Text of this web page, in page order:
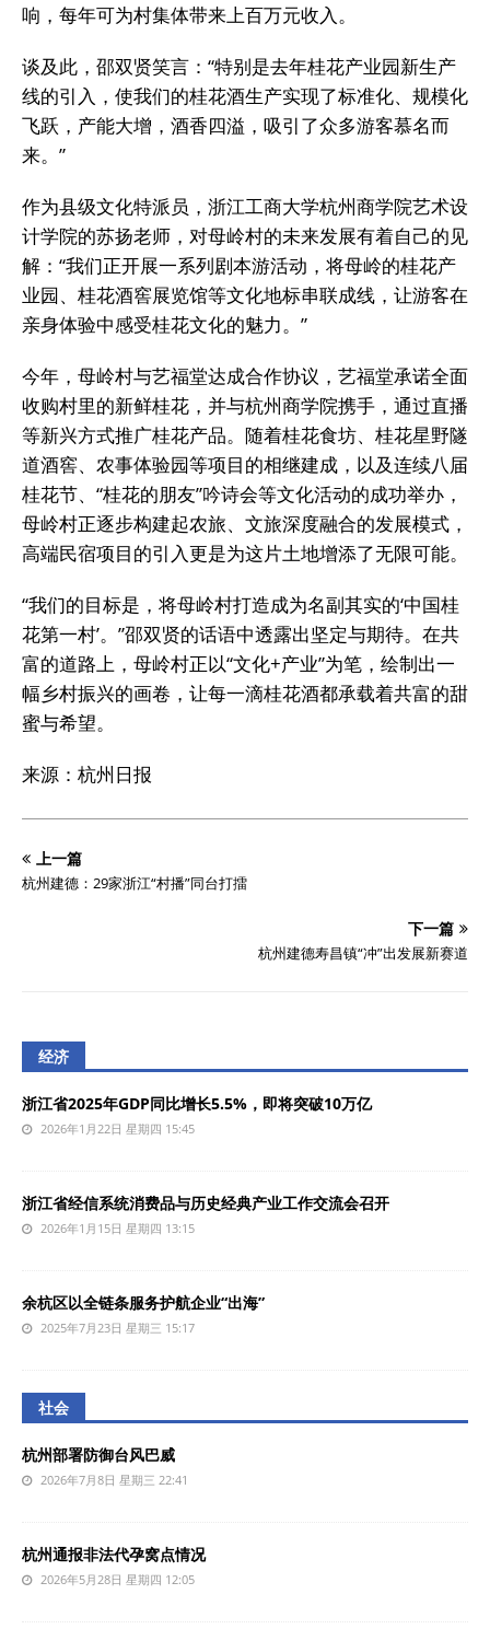
响，每年可为村集体带来上百万元收入。
谈及此，邵双贤笑言：“特别是去年桂花产业园新生产
线的引入，使我们的桂花酒生产实现了标准化、规模化
飞跃，产能大增，酒香四溢，吸引了众多游客慕名而
来。”
作为县级文化特派员，浙江工商大学杭州商学院艺术设
计学院的苏扬老师，对母岭村的未来发展有着自己的见
解：“我们正开展一系列剧本游活动，将母岭的桂花产
业园、桂花酒窖展览馆等文化地标串联成线，让游客在
亲身体验中感受桂花文化的魅力。”
今年，母岭村与艺福堂达成合作协议，艺福堂承诺全面
收购村里的新鲜桂花，并与杭州商学院携手，通过直播
等新兴方式推广桂花产品。随着桂花食坊、桂花星野隧
道酒窖、农事体验园等项目的相继建成，以及连续八届
桂花节、“桂花的朋友”吟诗会等文化活动的成功举办，
母岭村正逐步构建起农旅、文旅深度融合的发展模式，
高端民宿项目的引入更是为这片土地增添了无限可能。
“我们的目标是，将母岭村打造成为名副其实的‘中国桂
花第一村’。”邵双贤的话语中透露出坚定与期待。在共
富的道路上，母岭村正以“文化+产业”为笔，绘制出一
幅乡村振兴的画卷，让每一滴桂花酒都承载着共富的甜
蜜与希望。
来源：杭州日报
上一篇
杭州建德：29家浙江“村播”同台打擂
下一篇
杭州建德寿昌镇“冲”出发展新赛道
经济
浙江省2025年GDP同比增长5.5%，即将突破10万亿
2026年1月22日 星期四 15:45
浙江省经信系统消费品与历史经典产业工作交流会召开
2026年1月15日 星期四 13:15
余杭区以全链条服务护航企业“出海”
2025年7月23日 星期三 15:17
社会
杭州部署防御台风巴威
2026年7月8日 星期三 22:41
杭州通报非法代孕窝点情况
2026年5月28日 星期四 12:05